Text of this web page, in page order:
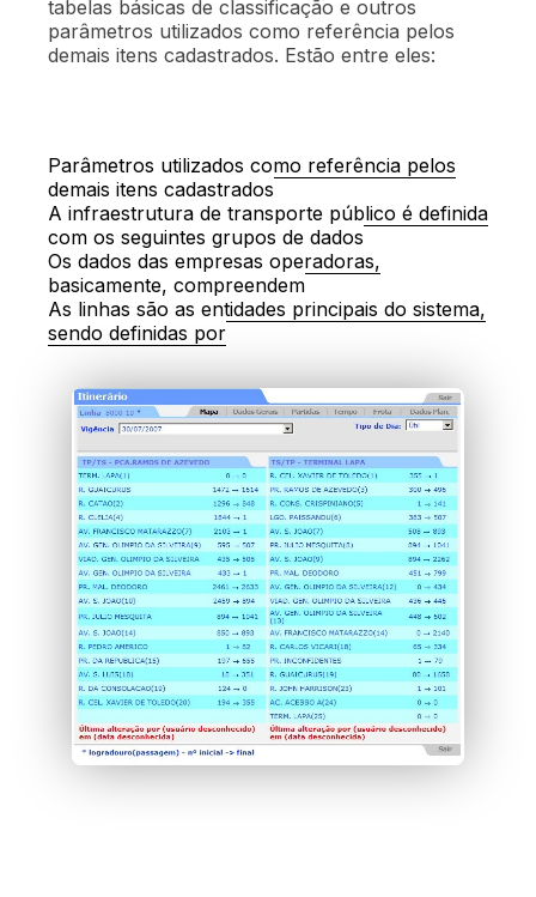
tabelas básicas de classificação e outros
parâmetros utilizados como referência pelos
demais itens cadastrados. Estão entre eles:
Parâmetros utilizados como referência pelos
demais itens cadastrados
Tipos de dias de operação (sábado,
domingos, dias, úteis, etc.)
Tipos de linhas (radiais, circulares,
alimentadoras, troncais, etc.)
padrão, articulado, etc.)
Modelos de veículos
Períodos operacionais do dia
Calendário operacional (datas de
feriados ou programações especiais)
Custos
A infraestrutura de transporte público é definida
com os seguintes grupos de dados
Zonas e Bairros
Vias (rede viária)
Terminais
Postos de fiscalização
Os dados das empresas operadoras,
basicamente, compreendem
Empresas operadoras
Garagens
Veículos
As linhas são as entidades principais do sistema,
sendo definidas por
Dados operacionais básicos (tempo
de percursos, extensão, frota, etc.)
Itinerário
Pontos de parada atendidos
Programação de partidas